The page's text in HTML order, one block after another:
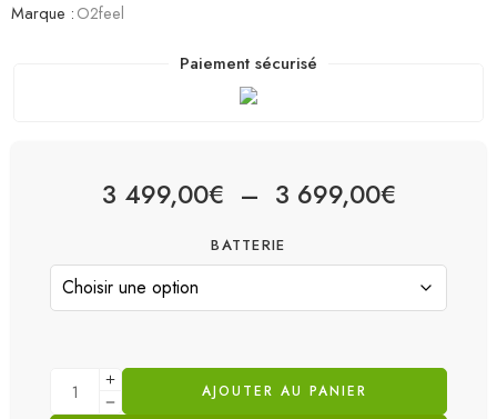
Marque :O2feel
Paiement sécurisé
3 499,00€ – 3 699,00€
BATTERIE
AJOUTER AU PANIER